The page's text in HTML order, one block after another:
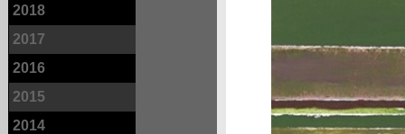
2018
2017
2016
2015
2014